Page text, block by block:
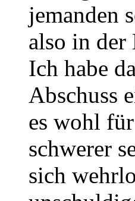
jemanden
also in der
Ich habe
Abschuss
es wohl
schwerer
sich